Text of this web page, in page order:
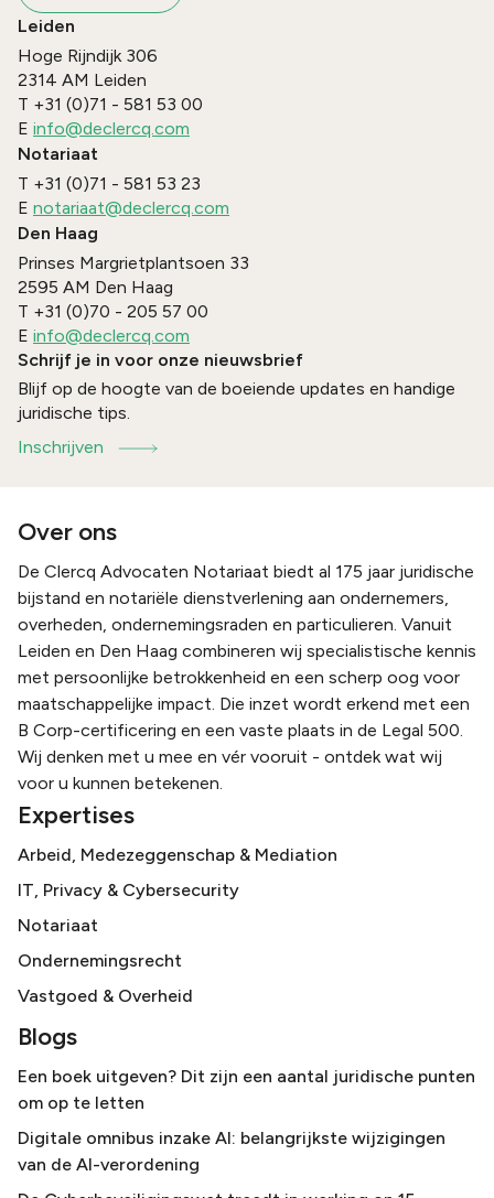
Leiden
Hoge Rijndijk 306
2314 AM Leiden
T +31 (0)71 - 581 53 00
E info@declercq.com
Notariaat
T +31 (0)71 - 581 53 23
E notariaat@declercq.com
Den Haag
Prinses Margrietplantsoen 33
2595 AM Den Haag
T +31 (0)70 - 205 57 00
E info@declercq.com
Schrijf je in voor onze nieuwsbrief
Blijf op de hoogte van de boeiende updates en handige
juridische tips.
Inschrijven
Over ons
De Clercq Advocaten Notariaat biedt al 175 jaar juridische
bijstand en notariële dienstverlening aan ondernemers,
overheden, ondernemingsraden en particulieren. Vanuit
Leiden en Den Haag combineren wij specialistische kennis
met persoonlijke betrokkenheid en een scherp oog voor
maatschappelijke impact. Die inzet wordt erkend met een
B Corp-certificering en een vaste plaats in de Legal 500.
Wij denken met u mee en vér vooruit - ontdek wat wij
voor u kunnen betekenen.
Expertises
Arbeid, Medezeggenschap & Mediation
IT, Privacy & Cybersecurity
Notariaat
Ondernemingsrecht
Vastgoed & Overheid
Blogs
Een boek uitgeven? Dit zijn een aantal juridische punten
om op te letten
Digitale omnibus inzake AI: belangrijkste wijzigingen
van de AI-verordening